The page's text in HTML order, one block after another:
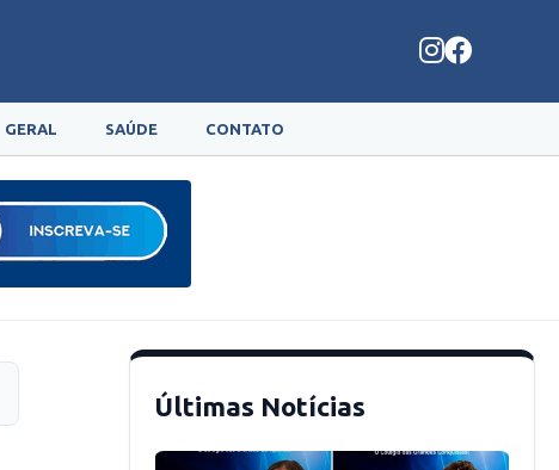
GERAL SAÚDE CONTATO
Últimas Notícias